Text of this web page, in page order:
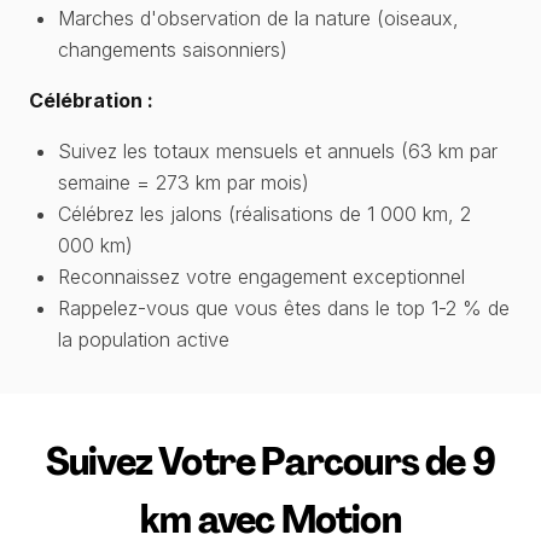
Marches d'observation de la nature (oiseaux,
changements saisonniers)
Célébration :
Suivez les totaux mensuels et annuels (63 km par
semaine = 273 km par mois)
Célébrez les jalons (réalisations de 1 000 km, 2
000 km)
Reconnaissez votre engagement exceptionnel
Rappelez-vous que vous êtes dans le top 1-2 % de
la population active
Suivez Votre Parcours de 9
km avec Motion